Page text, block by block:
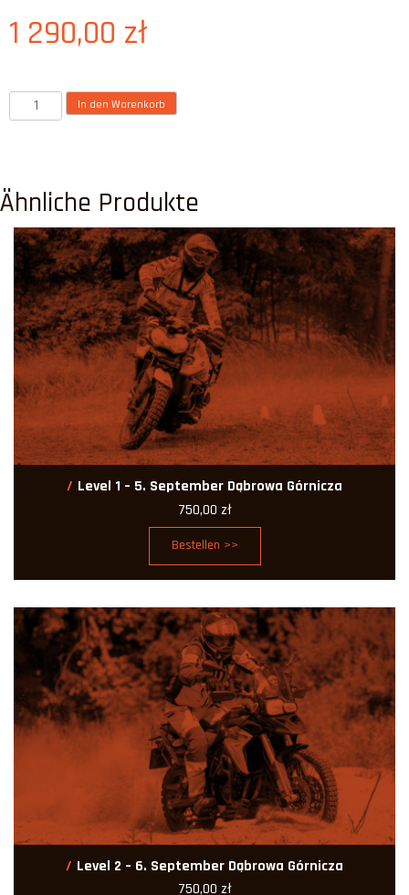
1 290,00 zł
Anzahl In den Warenkorb
Ähnliche Produkte
Level 1 – 5. September Dąbrowa Górnicza
750,00 zł
Bestellen >>
Level 2 – 6. September Dąbrowa Górnicza
750,00 zł